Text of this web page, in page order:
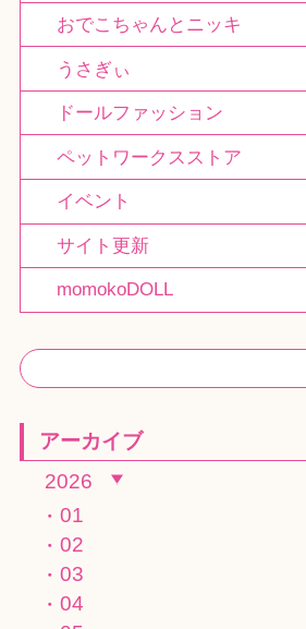
おでこちゃんとニッキ
うさぎぃ
ドールファッション
ペットワークスストア
イベント
サイト更新
momokoDOLL
アーカイブ
2026
01
02
03
04